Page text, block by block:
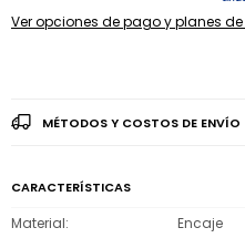
Ver opciones de pago y planes
MÉTODOS Y COSTOS DE ENVÍO
CARACTERÍSTICAS
Material
Encaje